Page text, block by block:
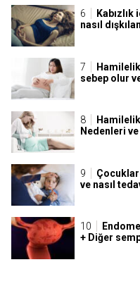
nasıl
sebep olur
Nedenleri
ve nasıl
+ Diğer